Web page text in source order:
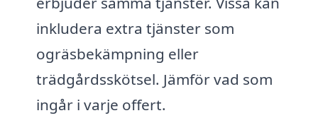
inkludera extra tjänster som
ogräsbekämpning eller
trädgårdsskötsel. Jämför vad som
ingår i varje offert.